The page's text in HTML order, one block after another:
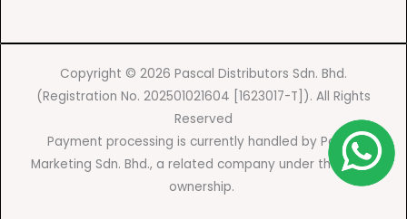
o r e
Copyright © 2026 Pascal Distributors Sdn. Bhd.
(Registration No. 202501021604 [1623017-T]). All Rights
Reserved
Payment processing is currently handled by Pascal
Marketing Sdn. Bhd., a related company under the same
ownership.